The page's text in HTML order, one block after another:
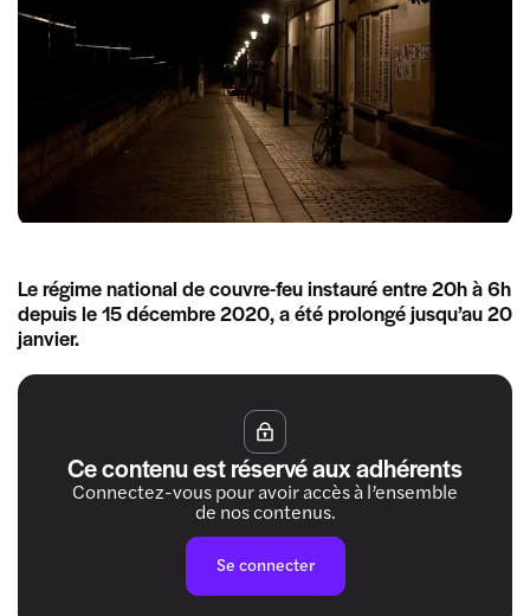
Le régime national de couvre-feu instauré entre 20h à 6h
depuis le 15 décembre 2020, a été prolongé jusqu’au 20
janvier.
Ce contenu est réservé aux adhérents
Connectez-vous pour avoir accès à l’ensemble
de nos contenus.
Se connecter